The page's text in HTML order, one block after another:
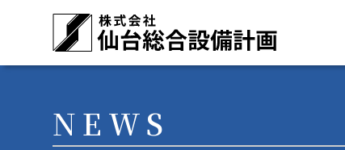
メインナビゲーション
NEWS